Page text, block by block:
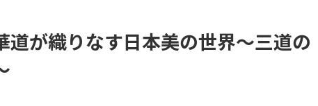
道が織りなす日本美の世界～三道の